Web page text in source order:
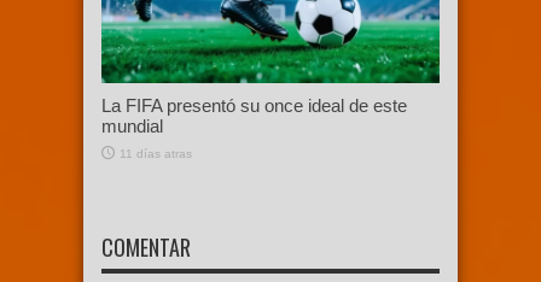
La FIFA presentó su once ideal de este
mundial
11 días atras
COMENTAR